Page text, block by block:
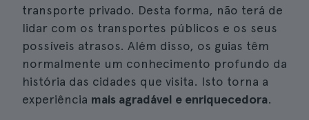
transporte privado. Desta forma, não terá de
lidar com os transportes públicos e os seus
possíveis atrasos. Além disso, os guias têm
normalmente um conhecimento profundo da
história das cidades que visita. Isto torna a
experiência mais agradável e enriquecedora.